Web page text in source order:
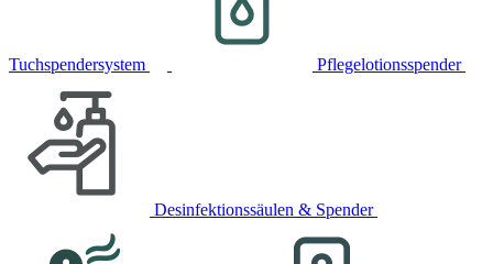
Tuchspendersystem Pflegelotionsspender
Desinfektionssäulen & Spender